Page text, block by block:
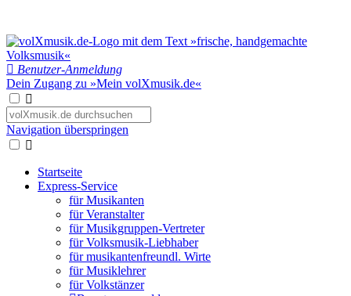
Benutzer-Anmeldung
Dein Zugang zu »Mein volXmusik.de«
Navigation überspringen
Startseite
Express-Service
für Musikanten
für Veranstalter
für Musikgruppen-Vertreter
für Volksmusik-Liebhaber
für musikantenfreundl. Wirte
für Musiklehrer
für Volkstänzer